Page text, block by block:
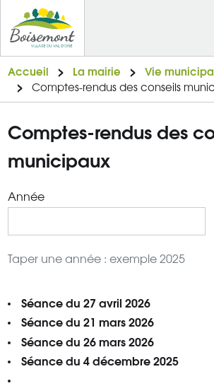
Accueil La mairie Vie
Comptes-rendus des conseils
Comptes-rendus des
municipaux
Année
Taper une année : exemple 2025
Séance du 27 avril 2026
Séance du 21 mars 2026
Séance du 26 mars 2026
Séance du 4 décembre 2025